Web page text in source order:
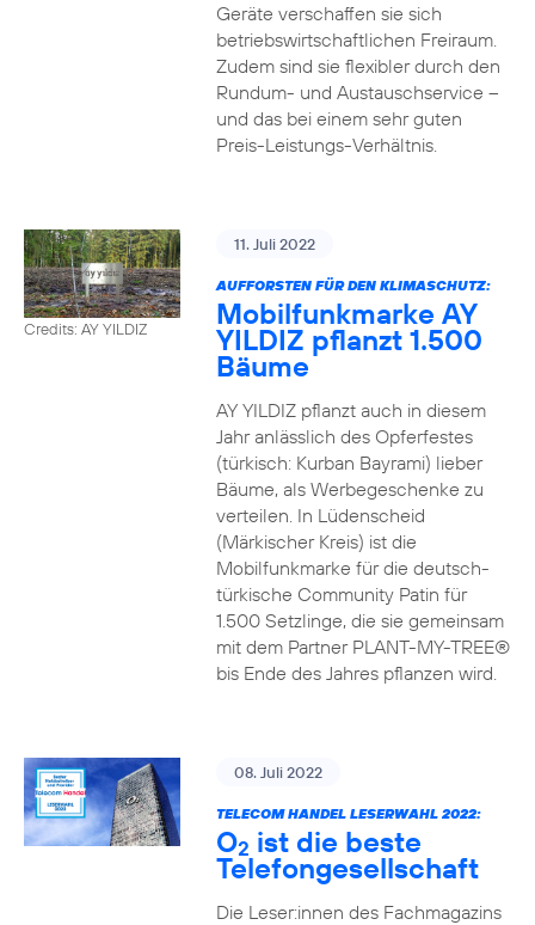
Geräte verschaffen sie sich
betriebswirtschaftlichen Freiraum.
Zudem sind sie flexibler durch den
Rundum- und Austauschservice –
und das bei einem sehr guten
Preis-Leistungs-Verhältnis.
Credits: AY YILDIZ
11. Juli 2022
AUFFORSTEN FÜR DEN KLIMASCHUTZ:
Mobilfunkmarke AY
YILDIZ pflanzt 1.500
Bäume
AY YILDIZ pflanzt auch in diesem
Jahr anlässlich des Opferfestes
(türkisch: Kurban Bayrami) lieber
Bäume, als Werbegeschenke zu
verteilen. In Lüdenscheid
(Märkischer Kreis) ist die
Mobilfunkmarke für die deutsch-
türkische Community Patin für
1.500 Setzlinge, die sie gemeinsam
mit dem Partner PLANT-MY-TREE®
bis Ende des Jahres pflanzen wird.
08. Juli 2022
TELECOM HANDEL LESERWAHL 2022:
O2 ist die beste
Telefongesellschaft
Die Leser:innen des Fachmagazins